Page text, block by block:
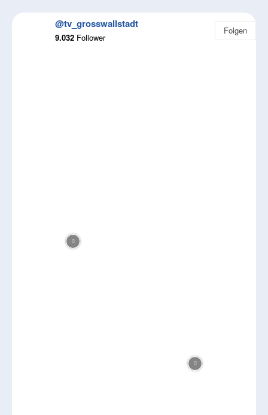
@tv_grosswallstadt
9.032 Follower
Folgen